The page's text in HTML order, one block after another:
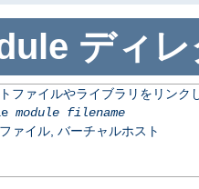
ディ
ファイルやライブラリをリン
module filename
ァイル, バーチャルホスト